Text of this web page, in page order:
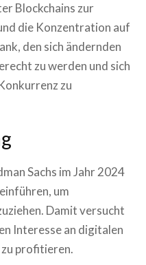
Blockchains zur
die Konzentration auf
den sich ändernden
zu werden und sich
zu
Sachs im Jahr 2024
um
Damit versucht
Interesse an digitalen
profitieren.